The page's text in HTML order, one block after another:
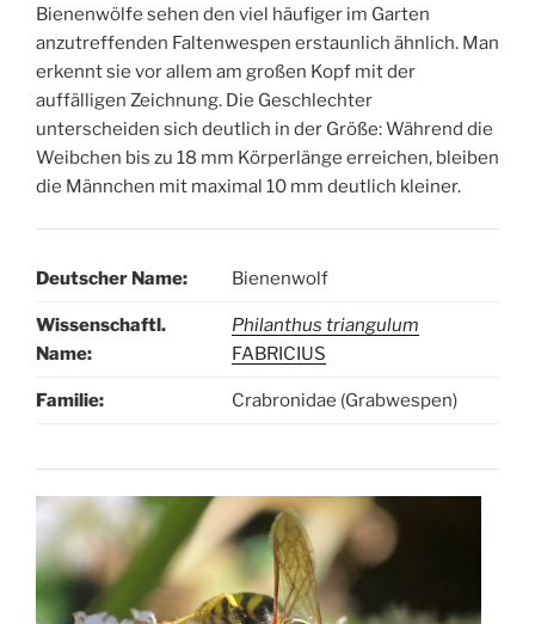
Bienenwölfe sehen den viel häufiger im Garten
anzutreffenden Faltenwespen erstaunlich ähnlich. Man
erkennt sie vor allem am großen Kopf mit der
auffälligen Zeichnung. Die Geschlechter
unterscheiden sich deutlich in der Größe: Während die
Weibchen bis zu 18 mm Körperlänge erreichen, bleiben
die Männchen mit maximal 10 mm deutlich kleiner.
Deutscher Name: Bienenwolf
Wissenschaftl.
Name:
Philanthus triangulum
FABRICIUS
Familie: Crabronidae (Grabwespen)